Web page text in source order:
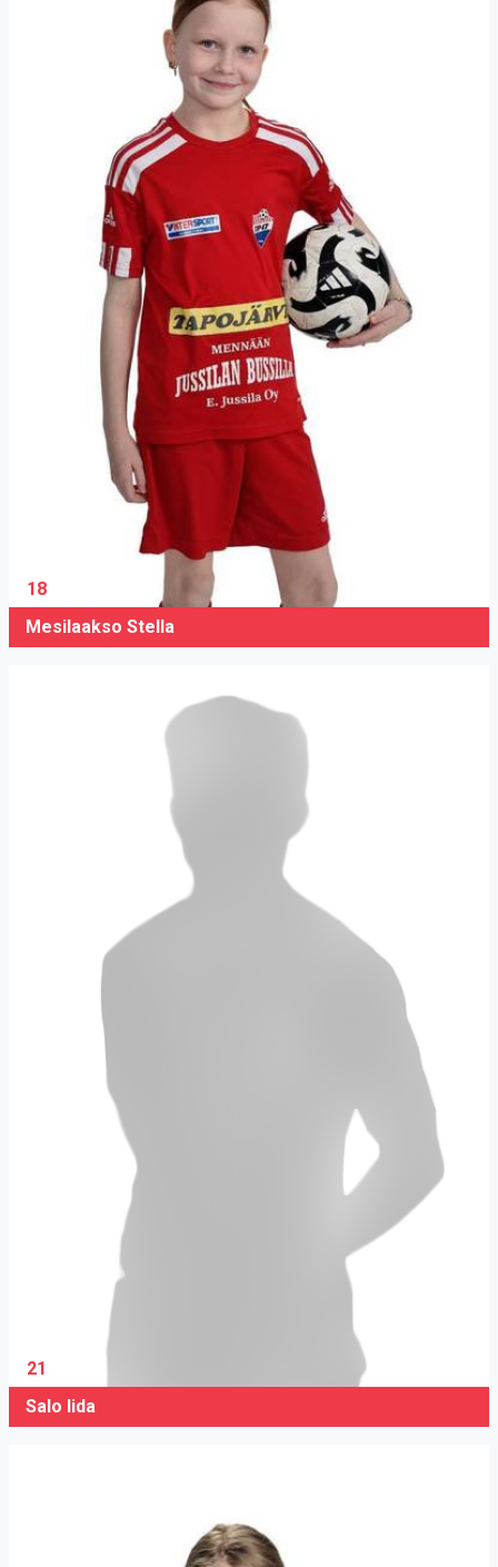
18
Mesilaakso Stella
21
Salo Iida